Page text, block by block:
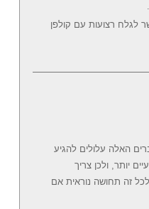
לגלח רצועות עם קולפן
האלה עלולים להגיע
יותר, ולכן צריך
זה תחושה נוראית אם